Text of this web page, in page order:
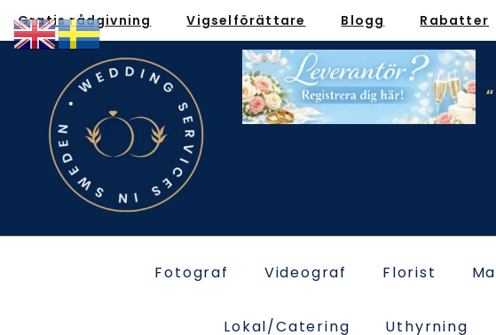
Gratis rådgivning Vigselförättare Blogg Rabatter
Fotograf Videograf Florist
Lokal/Catering Uthyrning